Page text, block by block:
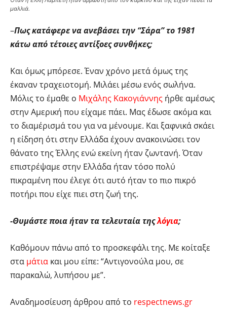
μαλλιά.
–Πως κατάφερε να ανεβάσει την “Σάρα” το 1981
κάτω από τέτοιες αντίξοες συνθήκες;
Και όμως μπόρεσε. Έναν χρόνο μετά όμως της
έκαναν τραχειοτομή. Μιλάει μέσω ενός σωλήνα.
Μόλις το έμαθε ο Μιχάλης Κακογιάννης ήρθε αμέσως
στην Αμερική που είχαμε πάει. Μας έδωσε ακόμα και
το διαμέρισμά του για να μένουμε. Και ξαφνικά σκάει
η είδηση ότι στην Ελλάδα έχουν ανακοινώσει τον
θάνατο της Έλλης ενώ εκείνη ήταν ζωντανή. Όταν
επιστρέψαμε στην Ελλάδα ήταν τόσο πολύ
πικραμένη που έλεγε ότι αυτό ήταν το πιο πικρό
ποτήρι που είχε πιει στη ζωή της.
-Θυμάστε ποια ήταν τα τελευταία τηςλόγια;
Καθόμουν πάνω από το προσκεφάλι της. Με κοίταξε
στα μάτια και μου είπε: “Αντιγονούλα μου, σε
παρακαλώ, λυπήσου με”.
Αναδημοσίευση άρθρου από το respectnews.gr